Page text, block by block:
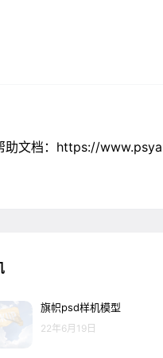
助文档：https://
旗帜psd样机模型
22年6月19日